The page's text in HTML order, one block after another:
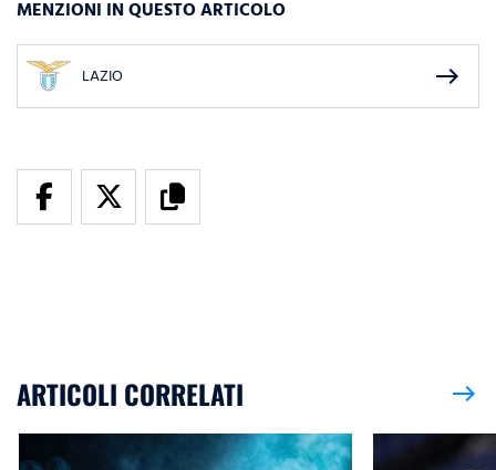
MENZIONI IN QUESTO ARTICOLO
LAZIO east
ARTICOLI CORRELATI east